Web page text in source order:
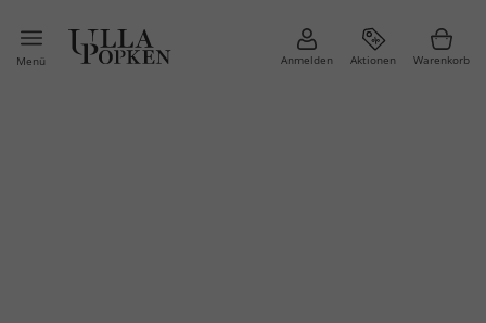
Menü Anmelden Aktionen Warenkorb